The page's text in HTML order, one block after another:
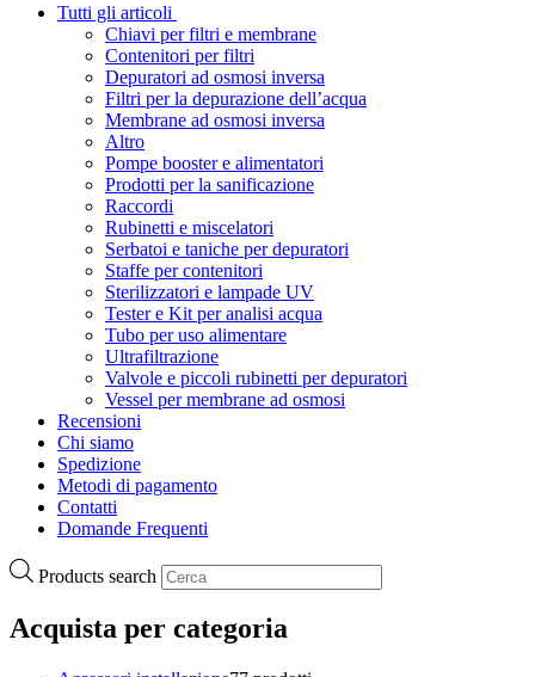
Tutti gli articoli
Chiavi per filtri e membrane
Contenitori per filtri
Depuratori ad osmosi inversa
Filtri per la depurazione dell’acqua
Membrane ad osmosi inversa
Altro
Pompe booster e alimentatori
Prodotti per la sanificazione
Raccordi
Rubinetti e miscelatori
Serbatoi e taniche per depuratori
Staffe per contenitori
Sterilizzatori e lampade UV
Tester e Kit per analisi acqua
Tubo per uso alimentare
Ultrafiltrazione
Valvole e piccoli rubinetti per depuratori
Vessel per membrane ad osmosi
Recensioni
Chi siamo
Spedizione
Metodi di pagamento
Contatti
Domande Frequenti
Products search
Acquista per categoria